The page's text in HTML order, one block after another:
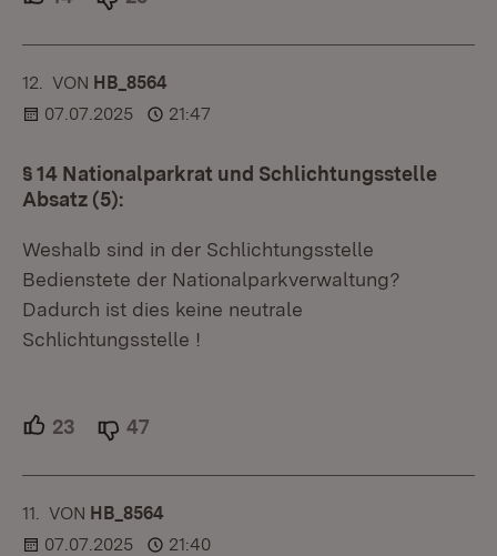
12. KOMMENTAR
VON :HB_8564
07.07.2025
21:47
§ 14 Nationalparkrat und Schlichtungsstelle
Absatz (5):
Weshalb sind in der Schlichtungsstelle
Bedienstete der Nationalparkverwaltung?
Dadurch ist dies keine neutrale
Schlichtungsstelle !
23 Unterstützer.
47
11. KOMMENTAR
VON :HB_8564
07.07.2025
21:40